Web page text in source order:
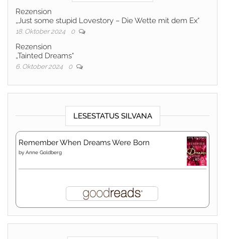
Rezension
„Just some stupid Lovestory – Die Wette mit dem Ex“
18. Oktober 2024 0
Rezension
„Tainted Dreams“
6. Oktober 2024 0
LESESTATUS SILVANA
Remember When Dreams Were Born
by Anne Goldberg